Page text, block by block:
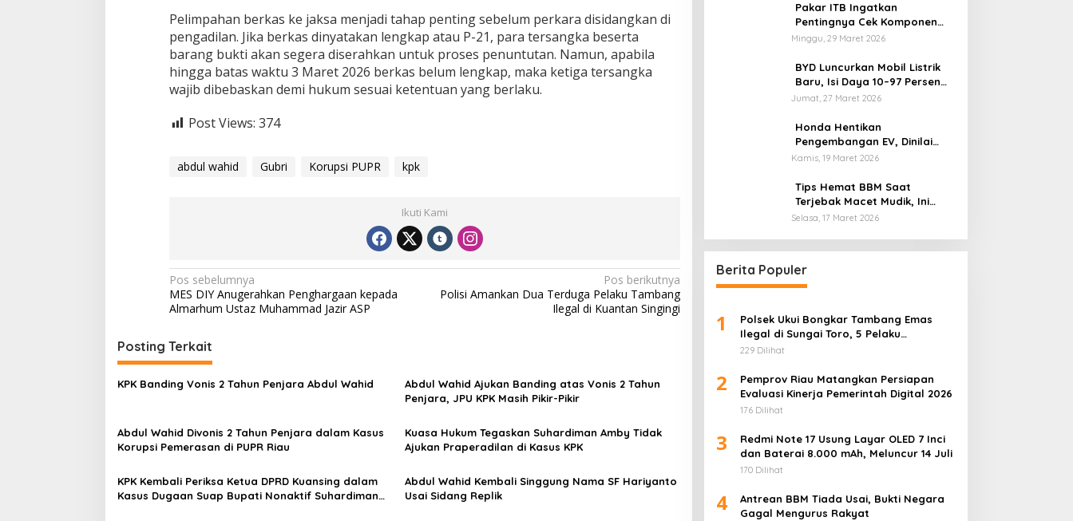
m
p
h
a
n
e
a
a
Pelimpahan berkas ke jaksa menjadi tahap penting sebelum perkara disidangkan di
pengadilan. Jika berkas dinyatakan lengkap atau P-21, para tersangka beserta
barang bukti akan segera diserahkan untuk proses penuntutan. Namun, apabila
hingga batas waktu 3 Maret 2026 berkas belum lengkap, maka ketiga tersangka
wajib dibebaskan demi hukum sesuai ketentuan yang berlaku.
Post Views: 374
abdul wahid Gubri Korupsi PUPR kpk
Ikuti Kami
N
a
i
g
a
i
o
s
Pos sebelumnya
MES DIY Anugerahkan Penghargaan kepada
Almarhum Ustaz Muhammad Jazir ASP
Pos berikutnya
Polisi Amankan Dua Terduga Pelaku Tambang
Ilegal di Kuantan Singingi
Posting Terkait
KPK Banding Vonis 2 Tahun Penjara Abdul Wahid
Abdul Wahid Ajukan Banding atas Vonis 2 Tahun
Penjara, JPU KPK Masih Pikir-Pikir
Abdul Wahid Divonis 2 Tahun Penjara dalam Kasus
Korupsi Pemerasan di PUPR Riau
Kuasa Hukum Tegaskan Suhardiman Amby Tidak
Ajukan Praperadilan di Kasus KPK
KPK Kembali Periksa Ketua DPRD Kuansing dalam
Kasus Dugaan Suap Bupati Nonaktif Suhardiman
Abdul Wahid Kembali Singgung Nama SF Hariyanto
Usai Sidang Replik
Pakar ITB Ingatkan
Pentingnya Cek Komponen
Kendaraan Usai Mudik
Minggu, 29 Maret 2026
BYD Luncurkan Mobil Listrik
Baru, Isi Daya 10–97 Persen
Hanya 9 Menit
Jumat, 27 Maret 2026
Honda Hentikan
Pengembangan EV, Dinilai
Kian Tertinggal di Industri
Kamis, 19 Maret 2026
Tips Hemat BBM Saat
Terjebak Macet Mudik, Ini
Saran Pakar ITB
Selasa, 17 Maret 2026
Berita Populer
1
Polsek Ukui Bongkar Tambang Emas
Ilegal di Sungai Toro, 5 Pelaku
Diamankan
229 Dilihat
2
Pemprov Riau Matangkan Persiapan
Evaluasi Kinerja Pemerintah Digital 2026
176 Dilihat
3
Redmi Note 17 Usung Layar OLED 7 Inci
dan Baterai 8.000 mAh, Meluncur 14 Juli
170 Dilihat
4
Antrean BBM Tiada Usai, Bukti Negara
Gagal Mengurus Rakyat